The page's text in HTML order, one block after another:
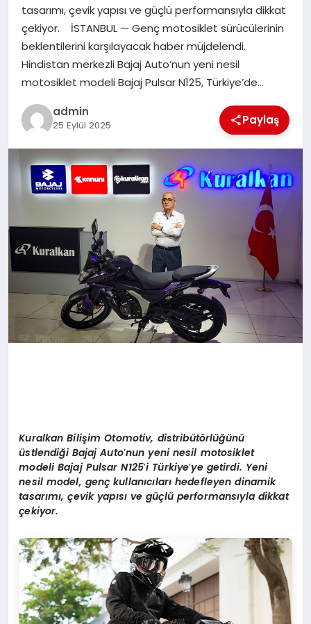
TEKNOLOJI
tasarımı, çevik yapısı ve güçlü performansıyla dikkat
çekiyor. İSTANBUL — Genç motosiklet sürücülerinin
beklentilerini karşılayacak haber müjdelendi.
Hindistan merkezli Bajaj Auto’nun yeni nesil
motosiklet modeli Bajaj Pulsar N125, Türkiye’de…
admin
25 Eylül 2025 Paylaş
Kuralkan Bilişim Otomotiv, distribütörlüğünü
üstlendiği Bajaj Auto’nun yeni nesil motosiklet
modeli Bajaj Pulsar N125’i Türkiye’ye getirdi. Yeni
nesil model, genç kullanıcıları hedefleyen dinamik
tasarımı, çevik yapısı ve güçlü performansıyla dikkat
çekiyor.